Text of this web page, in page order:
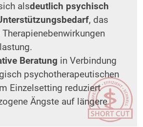
alsdeutlich psychisch
, das
Beratung in Verbindung
psychotherapeutischen
Einzelsetting reduziert
Ängste auf längere